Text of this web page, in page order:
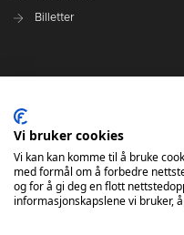
Billetter
Ansvarlig redaktør: Tore
Vi bruker cookies
Vi kan kan komme til å bruke
med formål om å forbedre
og for å gi deg en flott
informasjonskapslene vi bruker,